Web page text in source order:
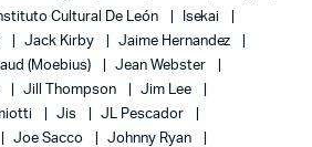
Cultural De León
Isekai
Jack Kirby
Jaime Hernandez
(Moebius)
Jean Webster
Jill Thompson
Jim Lee
Jis
JL Pescador
Joe Sacco
Johnny Ryan